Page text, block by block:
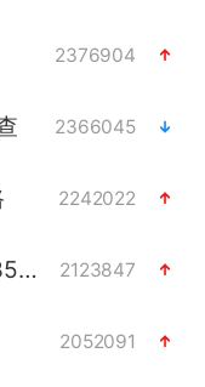
2376904
2366045
2242022
41岁女子为鼓励女儿考上985研究生 2123847
2052091